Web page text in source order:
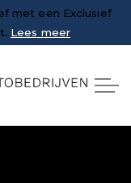
met een Exclusief
Lees meer